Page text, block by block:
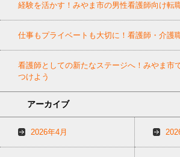
経験を活かす！みやま市の男性看護師向け転
仕事もプライベートも大切に！看護師・介護
看護師としての新たなステージへ！みやま市
つけよう
アーカイブ
2026年4月